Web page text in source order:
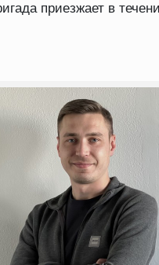
приезжает в